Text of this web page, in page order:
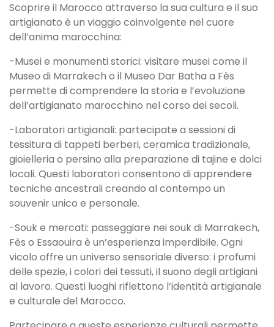
Scoprire il Marocco attraverso la sua cultura e il suo
artigianato è un viaggio coinvolgente nel cuore
dell’anima marocchina:
-Musei e monumenti storici: visitare musei come il
Museo di Marrakech o il Museo Dar Batha a Fès
permette di comprendere la storia e l’evoluzione
dell’artigianato marocchino nel corso dei secoli.
-Laboratori artigianali: partecipate a sessioni di
tessitura di tappeti berberi, ceramica tradizionale,
gioielleria o persino alla preparazione di tajine e dolci
locali. Questi laboratori consentono di apprendere
tecniche ancestrali creando al contempo un
souvenir unico e personale.
-Souk e mercati: passeggiare nei souk di Marrakech,
Fès o Essaouira è un’esperienza imperdibile. Ogni
vicolo offre un universo sensoriale diverso: i profumi
delle spezie, i colori dei tessuti, il suono degli artigiani
al lavoro. Questi luoghi riflettono l’identità artigianale
e culturale del Marocco.